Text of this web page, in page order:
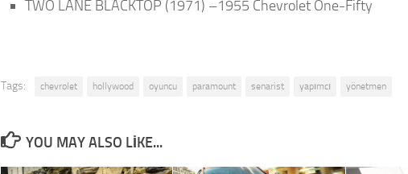
TWO LANE BLACKTOP (1971) –1955 Chevrolet One-Fifty
Tags: chevrolet hollywood oyuncu paramount senarist yapımcı yönetmen
YOU MAY ALSO LIKE...